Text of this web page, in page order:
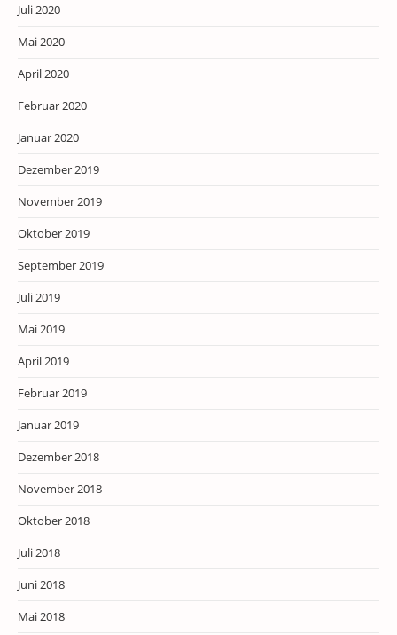
Juli 2020
Mai 2020
April 2020
Februar 2020
Januar 2020
Dezember 2019
November 2019
Oktober 2019
September 2019
Juli 2019
Mai 2019
April 2019
Februar 2019
Januar 2019
Dezember 2018
November 2018
Oktober 2018
Juli 2018
Juni 2018
Mai 2018